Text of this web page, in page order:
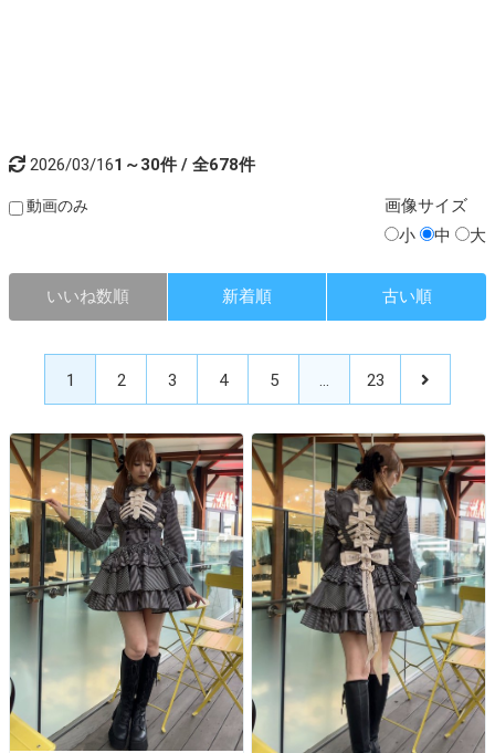
2026/03/161～30件 / 全678件
動画のみ 画像サイズ
小
中 大
いいね数順 新着順 古い順
1 2 3 4 5 … 23